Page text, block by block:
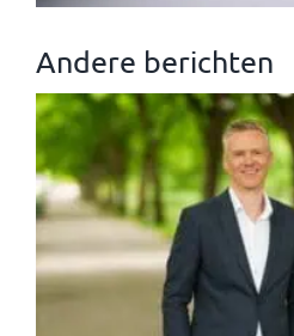
Andere berichten